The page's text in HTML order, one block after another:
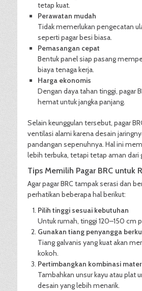
tetap kuat.
Perawatan mudah
Tidak memerlukan pengecatan
seperti pagar besi biasa.
Pemasangan cepat
Bentuk panel siap pasang
biaya tenaga kerja.
Harga ekonomis
Dengan daya tahan tinggi, pagar
hemat untuk jangka panjang.
Selain keunggulan tersebut, pagar
ventilasi alami karena desain
pandangan sepenuhnya. Hal ini
lebih terbuka, tetapi tetap aman dari
Tips Memilih Pagar BRC untuk
Agar pagar BRC tampak serasi dan
perhatikan beberapa hal berikut:
Pilih tinggi sesuai kebutuhan
Untuk rumah, tinggi 120–150 cm
Gunakan tiang penyangga
Tiang galvanis yang kuat akan
kokoh.
Pertimbangkan kombinasi
Tambahkan unsur kayu atau plat
desain yang lebih menarik.